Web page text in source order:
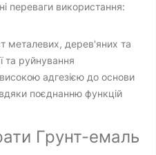
переваги використання:
металевих, дерев'яних та
та руйнування
адгезією до основи
поєднанню функцій
Грунт-емаль